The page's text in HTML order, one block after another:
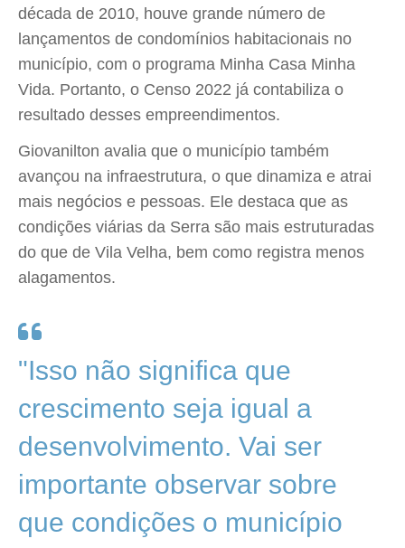
década de 2010, houve grande número de
lançamentos de condomínios habitacionais no
município, com o programa Minha Casa Minha
Vida. Portanto, o Censo 2022 já contabiliza o
resultado desses empreendimentos.
Giovanilton avalia que o município também
avançou na infraestrutura, o que dinamiza e atrai
mais negócios e pessoas. Ele destaca que as
condições viárias da Serra são mais estruturadas
do que de Vila Velha, bem como registra menos
alagamentos.
"Isso não significa que
crescimento seja igual a
desenvolvimento. Vai ser
importante observar sobre
que condições o município